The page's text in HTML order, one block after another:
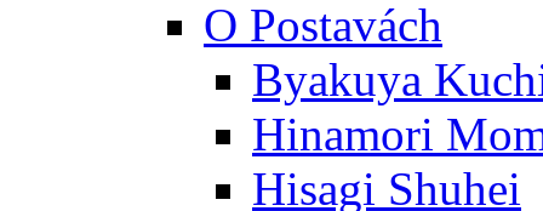
O Postavách
Byakuya
Hinamori
Hisagi Shuhei